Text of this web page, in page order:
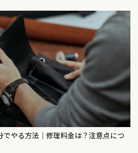
やる方法｜修理料金は？注意点につ